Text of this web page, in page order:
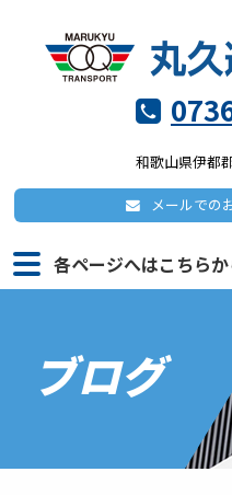
和歌山県伊都
メールでの
各ページへはこちらか
ブログ